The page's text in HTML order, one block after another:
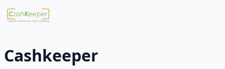
Cashkeeper